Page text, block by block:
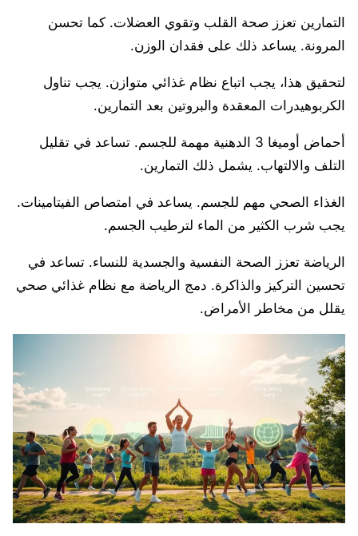
التمارين تعزز صحة القلب وتقوي العضلات. كما تحسن
المرونة. يساعد ذلك على فقدان الوزن.
لتحقيق هذا، يجب اتباع نظام غذائي متوازن. يجب تناول
الكربوهيدرات المعقدة والبروتين بعد التمارين.
أحماض أوميغا 3 الدهنية مهمة للجسم. تساعد في تقليل
التلف والالتهاب. يشمل ذلك التمارين.
الغذاء الصحي مهم للجسم. يساعد في امتصاص الفيتامينات.
يجب شرب الكثير من الماء لترطيب الجسم.
الرياضة تعزز الصحة النفسية والجسدية للنساء. تساعد في
تحسين التركيز والذاكرة. دمج الرياضة مع نظام غذائي صحي
يقلل من مخاطر الأمراض.